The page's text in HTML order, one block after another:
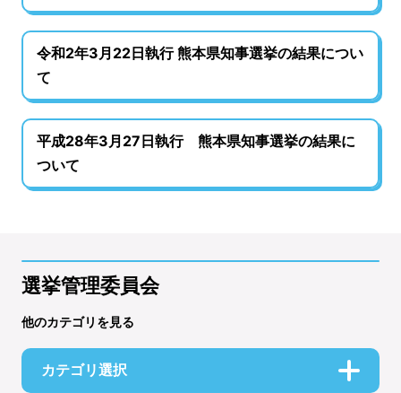
令和2年3月22日執行 熊本県知事選挙の結果につい
て
平成28年3月27日執行 熊本県知事選挙の結果に
ついて
選挙管理委員会
他のカテゴリを見る
カテゴリ選択